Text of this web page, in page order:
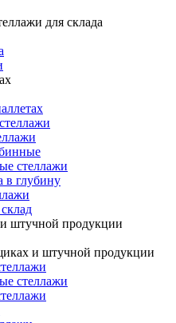
для склада
стеллажи
в глубину
штучной продукции
и штучной продукции
стеллажи